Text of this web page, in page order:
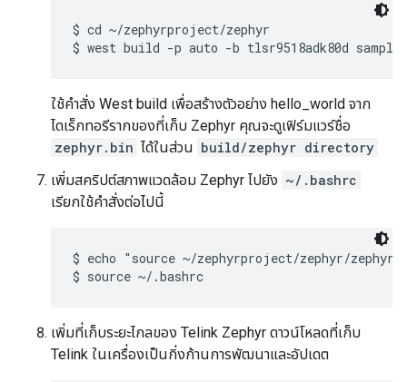
$ cd ~/zephyrproject/zephyr
ใช้คำสั่ง West build เพื่อสร้างตัวอย่าง hello_world จาก
ไดเร็กทอรีรากของที่เก็บ Zephyr คุณจะดูเฟิร์มแวร์ชื่อ
zephyr.bin ได้ในส่วน build/zephyr directory
เพิ่มสคริปต์สภาพแวดล้อม Zephyr ไปยัง ~/.bashrc
เรียกใช้คำสั่งต่อไปนี้
$ echo "source ~/zephyrproject/zephyr/
เพิ่มที่เก็บระยะไกลของ Telink Zephyr ดาวน์โหลดที่เก็บ
Telink ในเครื่องเป็นกิ่งก้านการพัฒนาและอัปเดต